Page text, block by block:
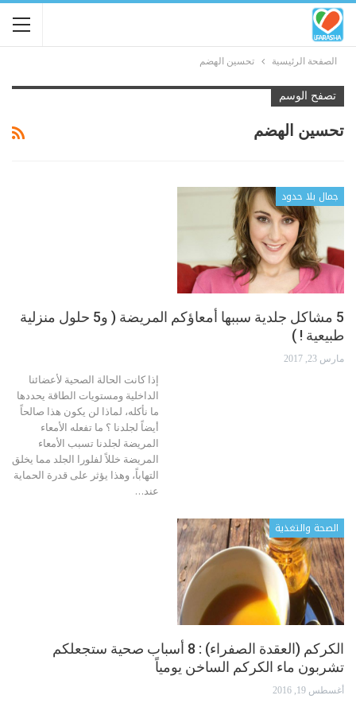
الصفحة الرئيسية تحسين الهضم
تصفح الوسم
تحسين الهضم
جمال بلا حدود
5 مشاكل جلدية سببها أمعاؤكم المريضة ( و5 حلول منزلية
طبيعية ! )
مارس 23, 2017
إذا كانت الحالة الصحية لأعضائنا
الداخلية ومستويات الطاقة يحددها
ما نأكله، لماذا لن يكون هذا صالحاً
أيضاً لجلدنا ؟ ما تفعله الأمعاء
المريضة لجلدنا تسبب الأمعاء
المريضة خللاً لفلورا الجلد مما يخلق
التهاباً، وهذا يؤثر على قدرة الحماية
عند…
الصحة والتغذية
الكركم (العقدة الصفراء) : 8 أسباب صحية ستجعلكم
تشربون ماء الكركم الساخن يومياً
أغسطس 19, 2016